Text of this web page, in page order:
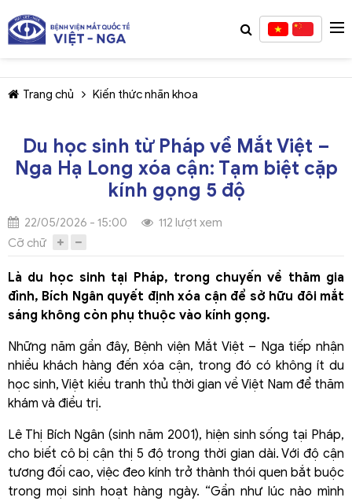
TIẾP TỤC MUA HÀNG
Trang chủ Kiến thức nhãn khoa
Du học sinh từ Pháp về Mắt Việt –
Nga Hạ Long xóa cận: Tạm biệt cặp
kính gọng 5 độ
22/05/2026 - 15:00
112 lượt xem
Cỡ chữ
Là du học sinh tại Pháp, trong chuyến về thăm gia
đình, Bích Ngân quyết định xóa cận để sở hữu đôi mắt
sáng không còn phụ thuộc vào kính gọng.
Những năm gần đây, Bệnh viện Mắt Việt – Nga tiếp nhận
nhiều khách hàng đến xóa cận, trong đó có không ít du
học sinh, Việt kiều tranh thủ thời gian về Việt Nam để thăm
khám và điều trị.
Lê Thị Bích Ngân (sinh năm 2001), hiện sinh sống tại Pháp,
cho biết cô bị cận thị 5 độ trong thời gian dài. Với độ cận
tương đối cao, việc đeo kính trở thành thói quen bắt buộc
trong mọi sinh hoạt hàng ngày. “Gần như lúc nào mình